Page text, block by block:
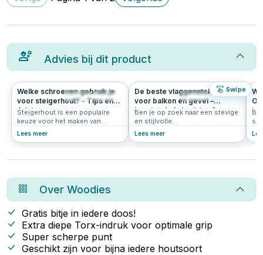
Advies bij dit product
Swipe
716 4.8
Welke schroeven gebruik je
voor steigerhout? - Tips en
Advies
Steigerhout is een populaire
keuze voor het maken van
meubels, tuinafscheidingen en
letten en geven we tips voor de
beste bevestigingsmaterialen.
Lees meer
460 4.9
De beste vlaggenstokhouder
voor balkon en gevel –
kunststof of aluminium?
Ben je op zoek naar een stevige
en stijlvolle
vlaggenstokhouder? Bij
oplossing die je nodig hebt. In
dit artikel lees je alles over onze
vlaggenstokhouders en hoe je
de beste keuze maakt.
Lees meer
OverWoodies
Gratis bitje in iedere doos!
Extra diepe Torx-indruk voor optimale grip
Super scherpe punt
Geschikt zijn voor bijna iedere houtsoort